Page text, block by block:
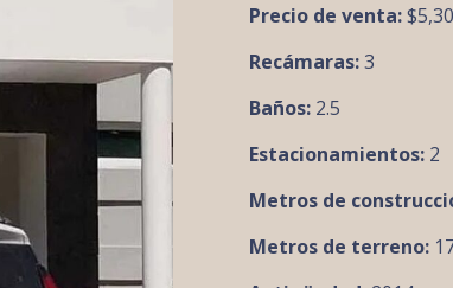
Precio de venta:
Recámaras:3
Baños: 2.5
Estacionamientos: 2
Metros de
Metros de terreno: